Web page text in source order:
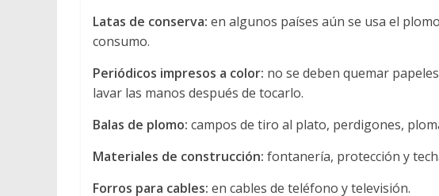
Latas de conserva: en algunos países aún se usa el
consumo.
Periódicos impresos a color: no se deben quemar
lavar las manos después de tocarlo.
Balas de plomo: campos de tiro al plato, perdigones,
Materiales de construcción: fontanería, protección y
Forros para cables: en cables de teléfono y televisión.